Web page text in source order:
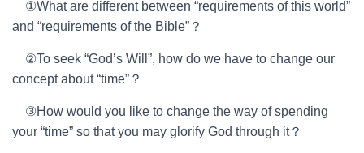
①What are different between “requirements of this world”
and “requirements of the Bible”？
②To seek “God’s Will”, how do we have to change our
concept about “time”？
③How would you like to change the way of spending
your “time” so that you may glorify God through it？